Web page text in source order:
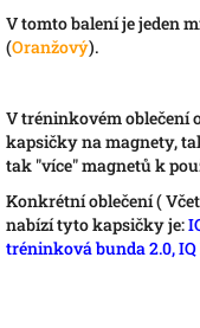
V tomto balení je jeden
(Oranžový).
V tréninkovém oblečení
kapsičky na magnety,
tak "více" magnetů k
Konkrétní oblečení (
nabízí tyto kapsičky je:
tréninková bunda 2.0,